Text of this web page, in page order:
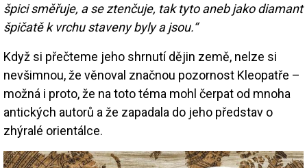
špici směřuje, a se ztenčuje, tak tyto aneb jako diamant
špičatě k vrchu staveny byly a jsou.“
Když si přečteme jeho shrnutí dějin země, nelze si
nevšimnou, že věnoval značnou pozornost Kleopatře –
možná i proto, že na toto téma mohl čerpat od mnoha
antických autorů a že zapadala do jeho představ o
zhýralé orientálce.
Image